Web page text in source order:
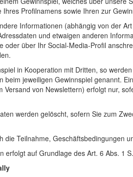
Ihres Profilnamens sowie Ihren zur
Informationen (abhängig von der
und etwaigen anderen
oder über Ihr Social-Media-Profil
in Kooperation mit Dritten, so
beim jeweiligen Gewinnspiel genannt.
Versand von Newslettern) erfolgt nur,
werden gelöscht, sofern Sie zum
die Teilnahme, Geschäftsbedingungen
erfolgt auf Grundlage des Art. 6 Abs. 1